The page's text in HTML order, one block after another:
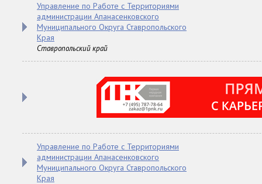
Управление по Работе с Территориями
администрации Апанасенковского
Муниципального Округа Ставропольского
Края
Ставропольский край
Управление по Работе с Территориями
администрации Апанасенковского
Муниципального Округа Ставропольского
Края